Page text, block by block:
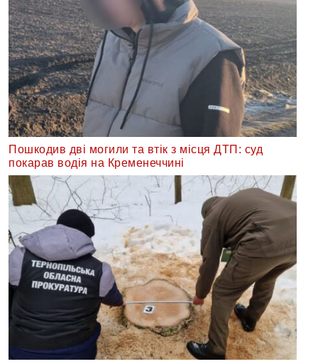
Пошкодив дві могили та втік з місця ДТП: суд
покарав водія на Кременеччині